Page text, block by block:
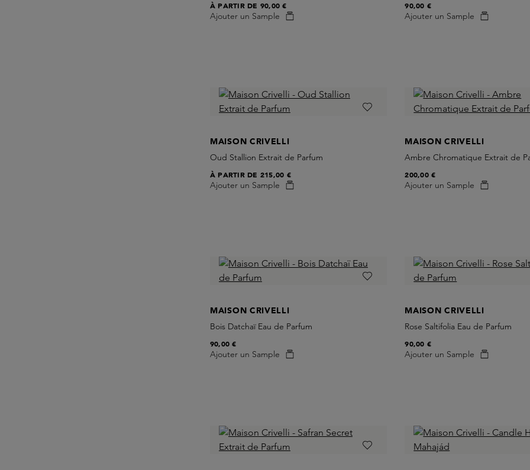
Ajouter un Sample
À PARTIR DE 90,00 €
Ajouter un Sample
90,00 €
MAISON CRIVELLI
Oud Stallion Extrait de Parfum
Ajouter un Sample
À PARTIR DE 215,00 €
MAISON CRIVELLI
Ambre Chromatique Extrait de
Ajouter un Sample
200,00 €
MAISON CRIVELLI
Bois Datchaï Eau de Parfum
Ajouter un Sample
90,00 €
MAISON CRIVELLI
Rose Saltifolia Eau de Parfum
Ajouter un Sample
90,00 €